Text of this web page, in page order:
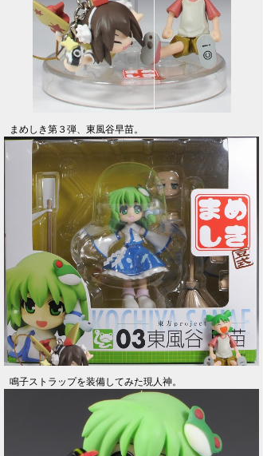
まめしき第３弾、東風谷早苗。
鳴子ストラップを装備してみた現人神。